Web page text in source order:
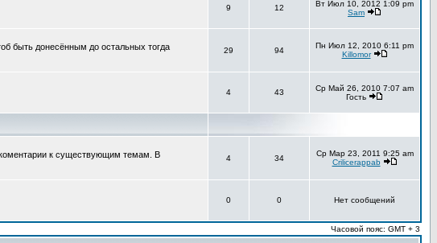
9 12
Вт Июл 10, 2012 1:09 pm
Sam
быть донесённым до остальных тогда
29 94
Пн Июл 12, 2010 6:11 pm
Killomor
4 43
Ср Май 26, 2010 7:07 am
Гость
к существующим темам. В
4 34
Ср Мар 23, 2011 9:25 am
Crilicerappab
0 0 Нет сообщений
Часовой пояс: GMT + 3